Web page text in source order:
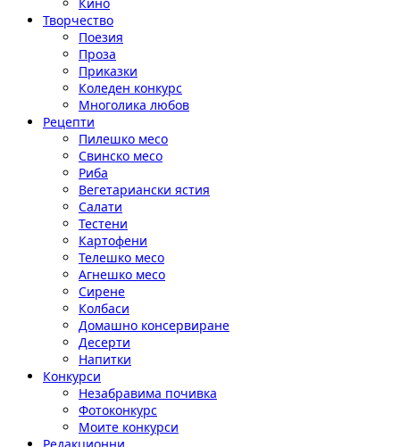
Творчество
Поезия
Проза
Приказки
Коледен конкурс
Многолика любов
Рецепти
Пилешко месо
Свинско месо
Риба
Вегетариански ястия
Салати
Тестени
Картофени
Телешко месо
Агнешко месо
Сирене
Колбаси
Домашно консервиране
Десерти
Напитки
Конкурси
Незабравима почивка
Фотоконкурс
Моите конкурси